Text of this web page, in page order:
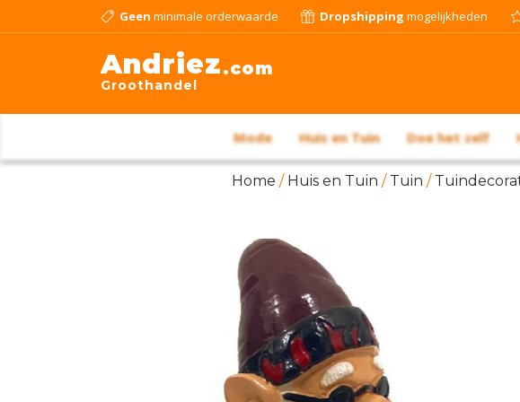
Geen minimale orderwaarde Dropshipping mogelijkheden
Andriez.com
Groothandel
Mode Huis en Tuin Doe het zelf
Home / Huis en Tuin / Tuin /